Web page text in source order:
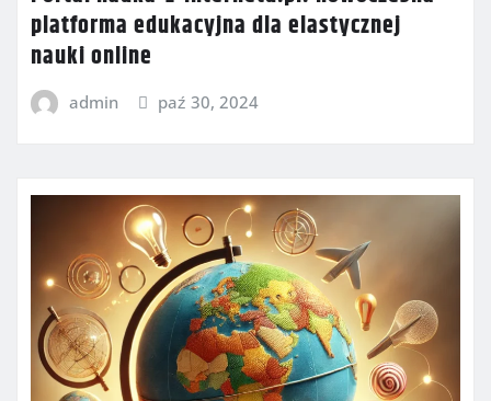
platforma edukacyjna dla elastycznej
nauki online
admin paź 30, 2024